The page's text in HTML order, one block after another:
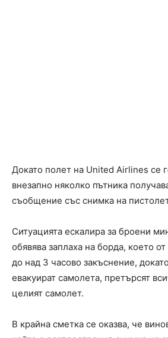
Докато полет на United Airlines се
внезапно няколко пътника
съобщение със снимка на
Ситуацията ескалира за броени
обявява заплаха на борда, което
до над 3 часово закъснение,
евакуират самолета, претърсят
целият самолет.
В крайна сметка се оказва, че